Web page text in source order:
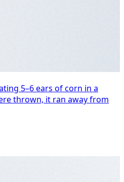
5–6 ears of corn in a
thrown, it ran away from